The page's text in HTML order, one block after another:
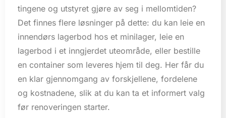
tingene og utstyret gjøre av seg i mellomtiden?
Det finnes flere løsninger på dette: du kan leie en
innendørs lagerbod hos et minilager, leie en
lagerbod i et inngjerdet uteområde, eller bestille
en container som leveres hjem til deg. Her får du
en klar gjennomgang av forskjellene, fordelene
og kostnadene, slik at du kan ta et informert valg
før renoveringen starter.